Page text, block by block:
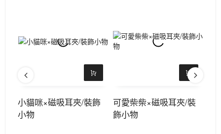
小貓咪×磁吸耳夾/裝飾
小物
可愛柴柴×磁吸耳夾/裝
飾小物